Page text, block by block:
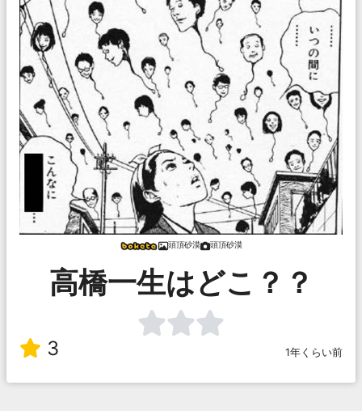
頭頂砂漠 頭頂砂漠
高橋一生はどこ？？
3 1年くらい前